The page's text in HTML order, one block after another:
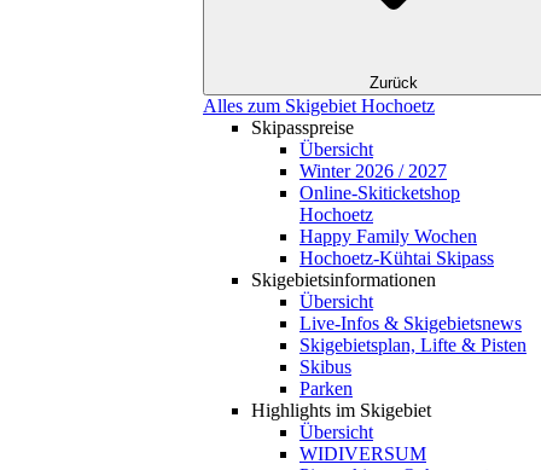
Zurück
Alles zum Skigebiet Hochoetz
Skipasspreise
Übersicht
Winter 2026 / 2027
Online-Skiticketshop
Hochoetz
Happy Family Wochen
Hochoetz-Kühtai Skipass
Skigebietsinformationen
Übersicht
Live-Infos & Skigebietsnews
Skigebietsplan, Lifte & Pisten
Skibus
Parken
Highlights im Skigebiet
Übersicht
WIDIVERSUM